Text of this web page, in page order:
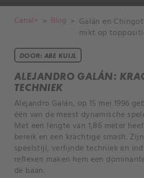
Canal+ > Blog > Galán en
mikt op
DOOR: ABE KUIJL
ALEJANDRO GALÁN:
TECHNIEK
Alejandro Galán, op 15 mei 1996
één van de meest dynamische
Met een lengte van 1,86 meter
bereik en een krachtige smash.
speelstijl, verfijnde techniek en
reflexen maken hem een
de baan.